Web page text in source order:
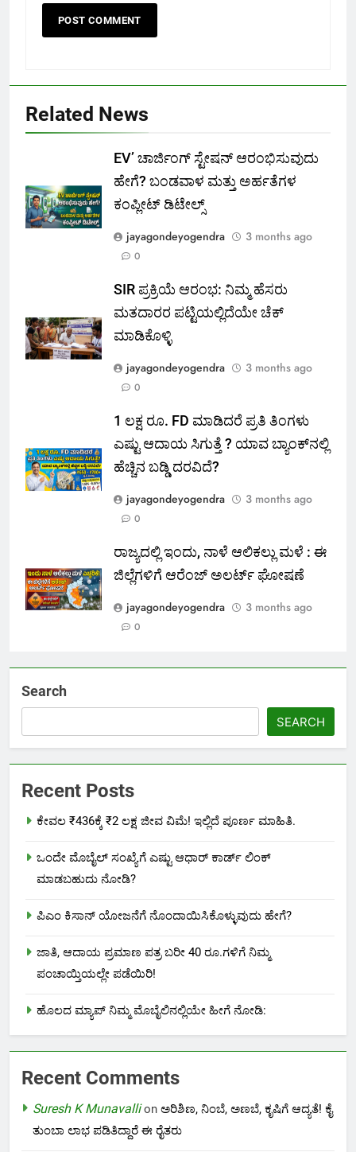
Related News
EV’ ಚಾರ್ಜಿಂಗ್ ಸ್ಟೇಷನ್ ಆರಂಭಿಸುವುದು
ಹೇಗೆ? ಬಂಡವಾಳ ಮತ್ತು ಅರ್ಹತೆಗಳ
ಕಂಪ್ಲೀಟ್ ಡಿಟೇಲ್ಸ್
jayagondeyogendra
3 months ago
0
SIR ಪ್ರಕ್ರಿಯೆ ಆರಂಭ: ನಿಮ್ಮ ಹೆಸರು
ಮತದಾರರ ಪಟ್ಟಿಯಲ್ಲಿದೆಯೇ ಚೆಕ್
ಮಾಡಿಕೊಳ್ಳಿ
jayagondeyogendra
3 months ago
0
1 ಲಕ್ಷ ರೂ. FD ಮಾಡಿದರೆ ಪ್ರತಿ ತಿಂಗಳು
ಎಷ್ಟು ಆದಾಯ ಸಿಗುತ್ತೆ ? ಯಾವ ಬ್ಯಾಂಕ್‌ನಲ್ಲಿ
ಹೆಚ್ಚಿನ ಬಡ್ಡಿ ದರವಿದೆ?
jayagondeyogendra
3 months ago
0
ರಾಜ್ಯದಲ್ಲಿ ಇಂದು, ನಾಳೆ ಆಲಿಕಲ್ಲು ಮಳೆ : ಈ
ಜಿಲ್ಲೆಗಳಿಗೆ ಆರೆಂಜ್ ಅಲರ್ಟ್ ಘೋಷಣೆ
jayagondeyogendra
3 months ago
0
Search
SEARCH
Recent Posts
ಕೇವಲ ₹436ಕ್ಕೆ ₹2 ಲಕ್ಷ ಜೀವ ವಿಮೆ! ಇಲ್ಲಿದೆ ಪೂರ್ಣ ಮಾಹಿತಿ.
ಒಂದೇ ಮೊಬೈಲ್ ಸಂಖ್ಯೆಗೆ ಎಷ್ಟು ಆಧಾರ್ ಕಾರ್ಡ್ ಲಿಂಕ್
ಮಾಡಬಹುದು ನೋಡಿ?
ಪಿಎಂ ಕಿಸಾನ್ ಯೋಜನೆಗೆ ನೊಂದಾಯಿಸಿಕೊಳ್ಳುವುದು ಹೇಗೆ?
ಜಾತಿ, ಆದಾಯ ಪ್ರಮಾಣ ಪತ್ರ ಬರೀ 40 ರೂ.ಗಳಿಗೆ ನಿಮ್ಮ
ಪಂಚಾಯ್ತಿಯಲ್ಲೇ ಪಡೆಯಿರಿ!
ಹೊಲದ ಮ್ಯಾಪ್ ನಿಮ್ಮ ಮೊಬೈಲಿನಲ್ಲಿಯೇ ಹೀಗೆ ನೋಡಿ:
Recent Comments
Suresh K Munavallion ಅರಿಶಿಣ, ನಿಂಬೆ, ಅಣಬೆ, ಕೃಷಿಗೆ ಆದ್ಯತೆ! ಕೈ
ತುಂಬಾ ಲಾಭ ಪಡಿತಿದ್ದಾರೆ ಈ ರೈತರು